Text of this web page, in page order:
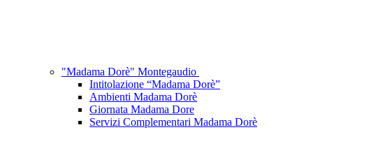
"Madama Dorè" Montegaudio
Intitolazione “Madama Dorè”
Ambienti Madama Dorè
Giornata Madama Dore
Servizi Complementari Madama Dorè